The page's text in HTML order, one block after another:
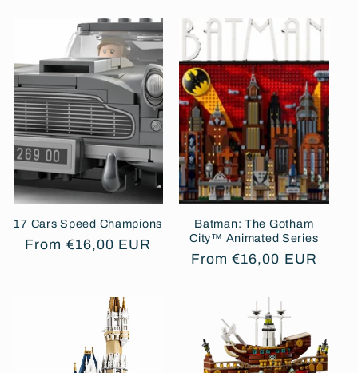
17 Cars Speed ​​Champions
Regular
From €16,00 EUR
Batman: The Gotham
City™ Animated Series
Regular
From €16,00 EUR